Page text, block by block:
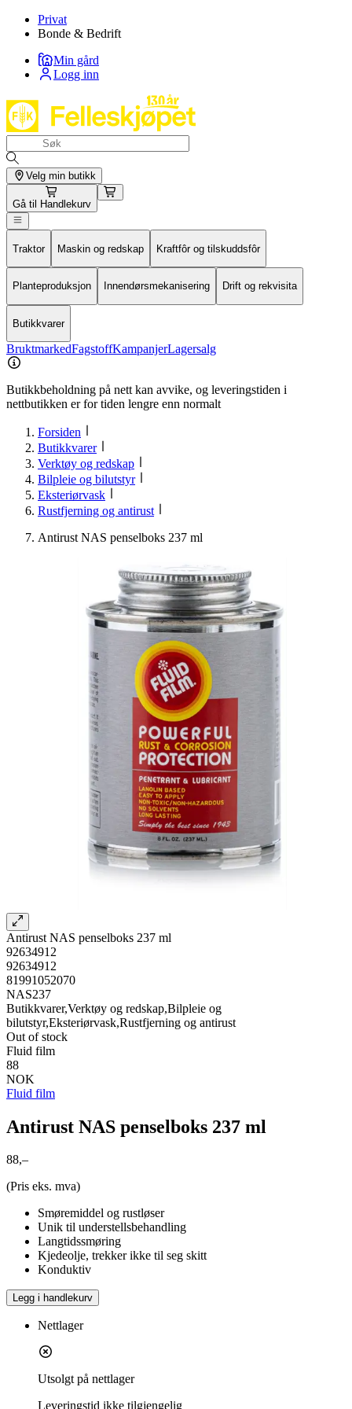
Privat
Bonde & Bedrift
Min gård
Logg inn
Velg min butikk
Gå til Handlekurv
Traktor Maskin og redskap Kraftfôr og tilskuddsfôr
Planteproduksjon Innendørsmekanisering Drift og rekvisita
Butikkvarer
BruktmarkedFagstoffKampanjerLagersalg
Butikkbeholdning på nett kan avvike, og leveringstiden i
nettbutikken er for tiden lengre enn normalt
Forsiden
Butikkvarer
Verktøy og redskap
Bilpleie og bilutstyr
Eksteriørvask
Rustfjerning og antirust
Antirust NAS penselboks 237 ml
Antirust NAS penselboks 237 ml
92634912
92634912
81991052070
NAS237
Butikkvarer,Verktøy og redskap,Bilpleie og
bilutstyr,Eksteriørvask,Rustfjerning og antirust
Out of stock
Fluid film
88
NOK
Fluid film
Antirust NAS penselboks 237 ml
88,–
(Pris eks. mva)
Smøremiddel og rustløser
Unik til understellsbehandling
Langtidssmøring
Kjedeolje, trekker ikke til seg skitt
Konduktiv
Legg i handlekurv
Nettlager
Utsolgt på nettlager
Leveringstid ikke tilgjengelig